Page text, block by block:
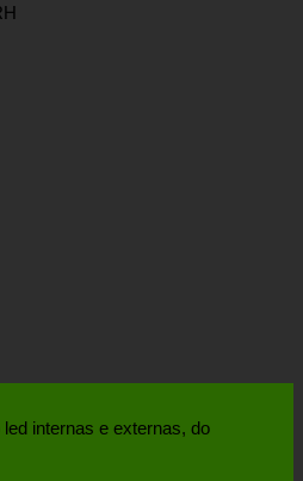
internas e externas, do